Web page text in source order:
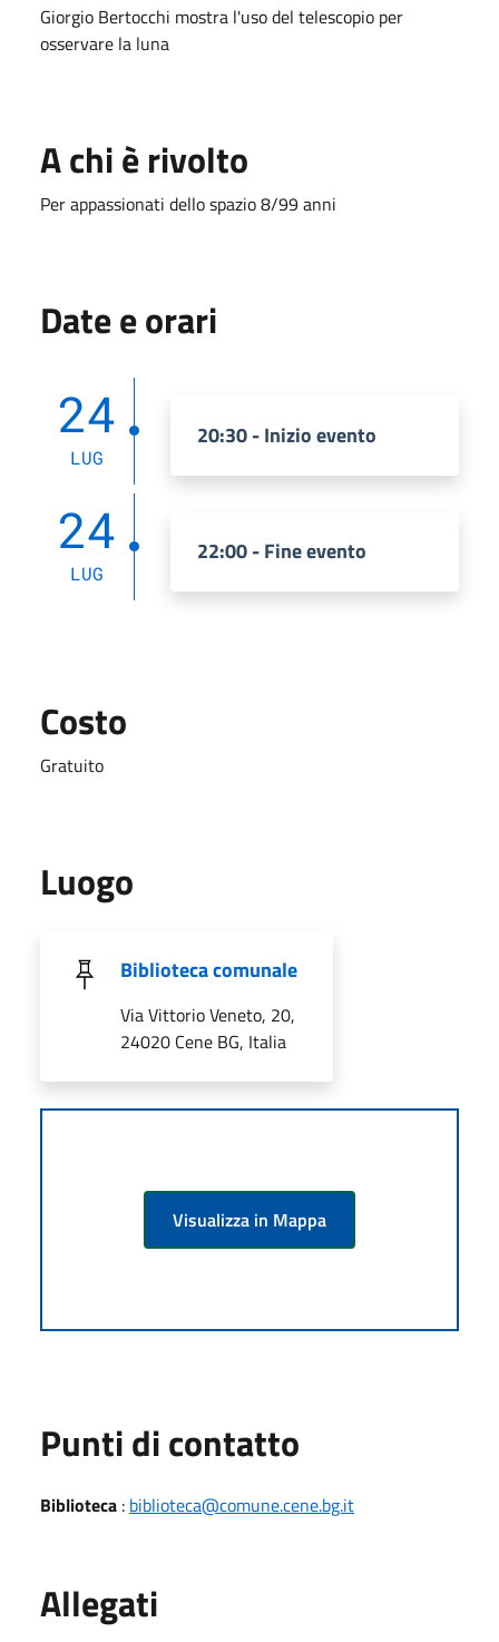
Giorgio Bertocchi mostra l'uso del telescopio per
osservare la luna
A chi è rivolto
Per appassionati dello spazio 8/99 anni
Date e orari
24
LUG
20:30 - Inizio evento
24
LUG
22:00 - Fine evento
Costo
Gratuito
Luogo
Biblioteca comunale
Via Vittorio Veneto, 20,
24020 Cene BG, Italia
Visualizza in Mappa
Punti di contatto
Biblioteca : biblioteca@comune.cene.bg.it
Allegati